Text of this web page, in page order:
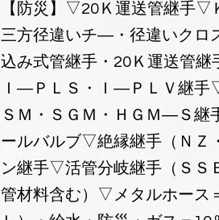
【防災】▽20Ｋ運送管継手
三方径違いチ―・径違いク
込み式管継手・20Ｋ運送管
Ｉ―ＰＬＳ・Ｉ―ＰＬＶ継
ＳＭ・ＳＧＭ・ＨＧＭ―Ｓ
ールバルブ▽絶縁継手（ＮＺ
ン継手▽活管分岐継手（ＳＳ
管材料含む）▽メタルホース